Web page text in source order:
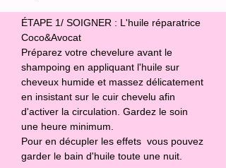
ÉTAPE 1/ SOIGNER : L'huile réparatrice
Coco&Avocat
Préparez votre chevelure avant le
shampoing en appliquant l'huile sur
cheveux humide et massez délicatement
en insistant sur le cuir chevelu afin
d'activer la circulation. Gardez le soin
une heure minimum.
Pour en décupler les effets  vous pouvez
garder le bain d'huile toute une nuit.